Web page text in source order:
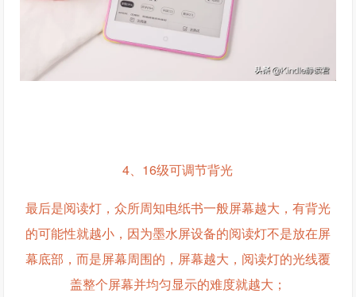
4、16级可调节背光
最后是阅读灯，众所周知电纸书一般屏幕越大，有背光
的可能性就越小，因为墨水屏设备的阅读灯不是放在屏
幕底部，而是屏幕周围的，屏幕越大，阅读灯的光线覆
盖整个屏幕并均匀显示的难度就越大；